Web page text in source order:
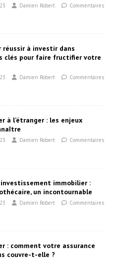
Damien Robert
Commentaires
à investir dans
clés pour faire fructifier votre
Damien Robert
Commentaires
à l’étranger : les enjeux
Damien Robert
Commentaires
immobilier :
un incontournable
Damien Robert
Commentaires
: comment votre assurance
couvre-t-elle ?